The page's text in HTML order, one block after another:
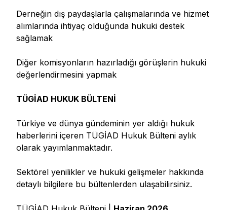
Derneğin dış paydaşlarla çalışmalarında ve hizmet
alımlarında ihtiyaç olduğunda hukuki destek
sağlamak
Diğer komisyonların hazırladığı görüşlerin hukuki
değerlendirmesini yapmak
TÜGİAD HUKUK BÜLTENİ
Türkiye ve dünya gündeminin yer aldığı hukuk
haberlerini içeren TÜGİAD Hukuk Bülteni aylık
olarak yayımlanmaktadır.
Sektörel yenilikler ve hukuki gelişmeler hakkında
detaylı bilgilere bu bültenlerden ulaşabilirsiniz.